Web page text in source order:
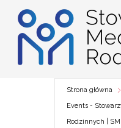
Przejdź
treści
Strona główna
Events -
Rodzinnych |